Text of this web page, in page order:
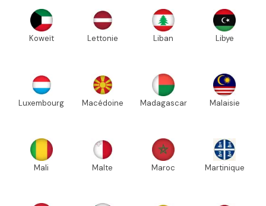
Koweït Lettonie Liban Libye
Luxembourg Macédoine Madagascar Malaisie
Mali Malte Maroc Martinique